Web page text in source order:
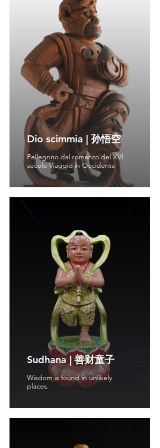
Dio scimmia | 孙悟空
Pellegrino dal romanzo del XVI
secolo Viaggio in Occidente
Sudhana | 善财童子
Wisdom is found in unlikely
places.